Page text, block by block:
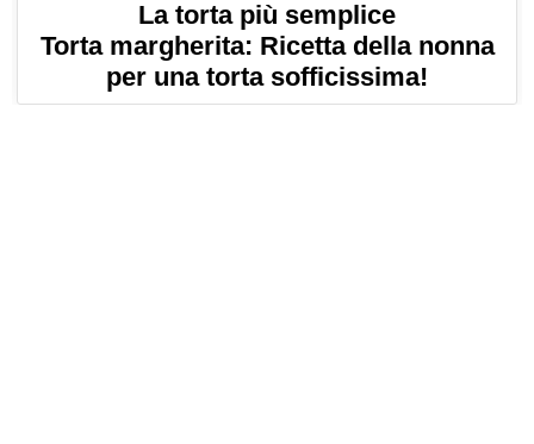
La torta più semplice
Torta margherita: Ricetta della nonna
per una torta sofficissima!